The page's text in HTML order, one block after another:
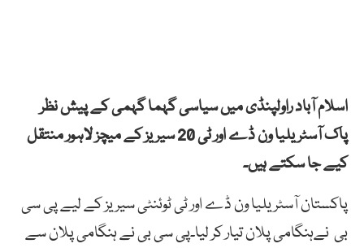
اسلام آباد راولپنڈی میں سیاسی گہما گہمی کے پیش نظر
پاک آسٹریلیا ون ڈے اور ٹی 20 سیریز کے میچز لاہور منتقل
کیے جا سکتے ہیں۔
پاکستان آسٹریلیا ون ڈے اور ٹی ٹوئنٹی سیریز کے لیے پی سی
بی نےہنگامی پلان تیار کر لیا۔پی سی بی نے ہنگامی پلان سے